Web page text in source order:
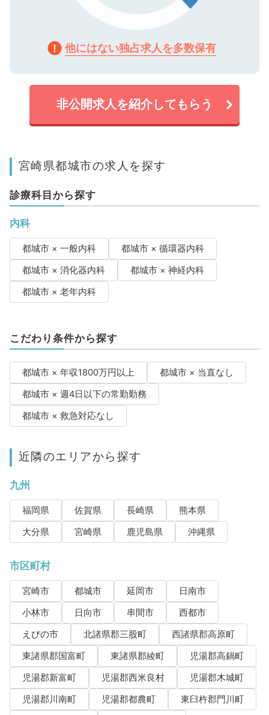
他にはない独占求人を多数保有
非公開求人を紹介してもらう
宮崎県都城市の求人を探す
診療科目から探す
内科
都城市 × 一般内科
都城市 × 循環器内科
都城市 × 消化器内科
都城市 × 神経内科
都城市 × 老年内科
こだわり条件から探す
都城市 × 年収1800万円以上
都城市 × 当直なし
都城市 × 週4日以下の常勤勤務
都城市 × 救急対応なし
近隣のエリアから探す
九州
福岡県 佐賀県 長崎県
熊本県
大分県
宮崎県 鹿児島県 沖縄県
市区町村
宮崎市 都城市 延岡市
日南市
小林市
日向市 串間市
西都市
えびの市
北諸県郡三股町
西諸県郡高原町
東諸県郡国富町
東諸県郡綾町
児湯郡高鍋町
児湯郡新富町
児湯郡西米良村
児湯郡木城町
児湯郡川南町
児湯郡都農町
東臼杵郡門川町